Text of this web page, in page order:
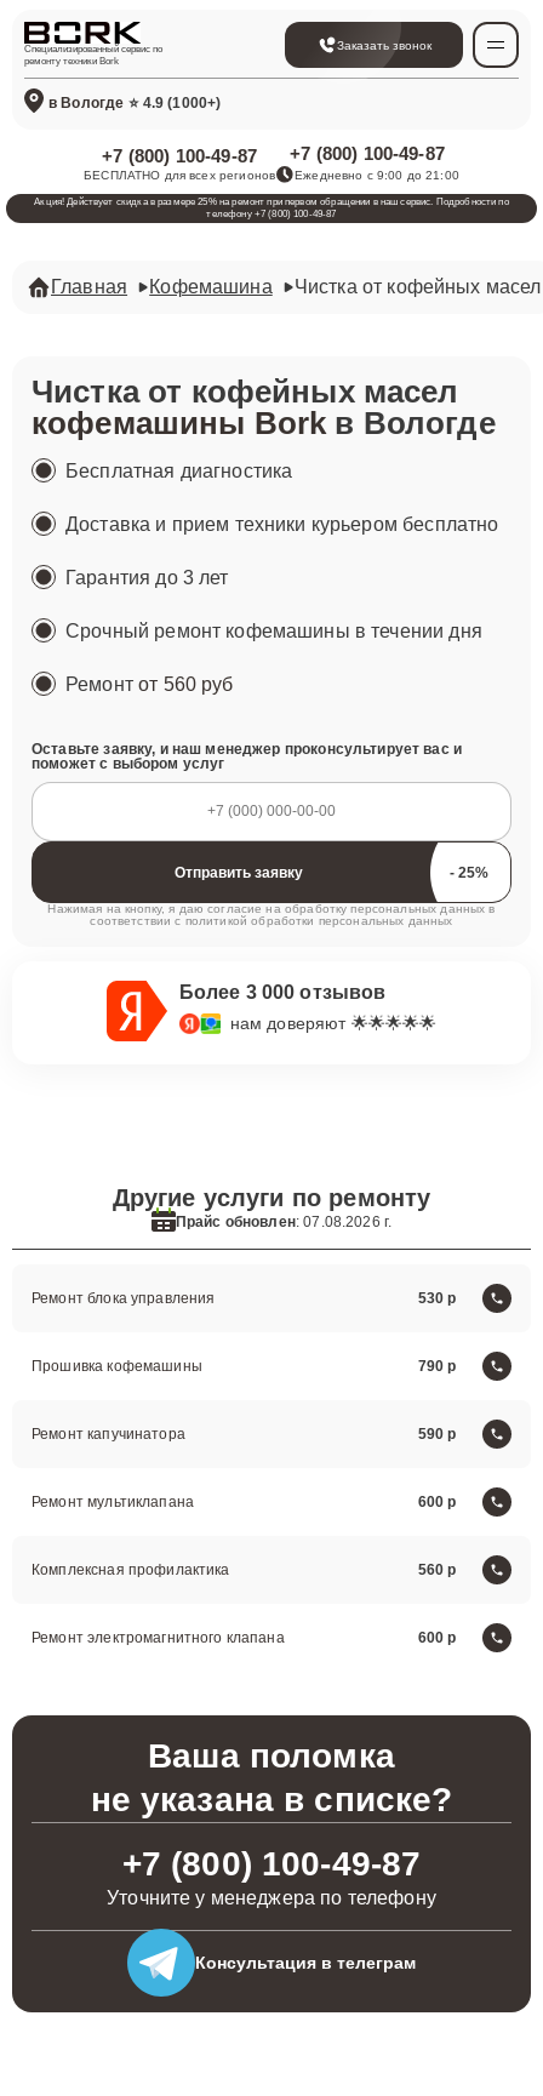
Специализированный сервис по
ремонту техники Bork
Заказать звонок
в Вологде ⭐ 4.9 (1000+)
+7 (800) 100-49-87
БЕСПЛАТНО для всех регионов
+7 (800) 100-49-87
Ежедневно с 9:00 до 21:00
Акция! Действует скидка в размере 25% на ремонт при первом обращении в наш сервис. Подробности по
телефону +7 (800) 100-49-87
Главная Кофемашина Чистка от кофейных масел
Чистка от кофейных масел
кофемашины Borkв Вологде
Бесплатная диагностика
Доставка и прием техники курьером бесплатно
Гарантия до 3 лет
Срочный ремонт кофемашины в течении дня
Ремонтот 560 руб
Оставьте заявку, и наш менеджер проконсультирует вас и
поможет с выбором услуг
Отправить заявку
Нажимая на кнопку, я даю согласие на обработку персональных данных в
соответствии с политикой обработки персональных данных
Более 3 000 отзывов
нам доверяют 🌟🌟🌟🌟🌟
Другие услуги по ремонту
Прайс обновлен: 07.08.2026 г.
Ремонт блока управления 530
Прошивка кофемашины 790
Ремонт капучинатора 590
Ремонт мультиклапана 600
Комплексная профилактика 560
Ремонт электромагнитного клапана 600
Ваша поломка
не указана в списке?
+7 (800) 100-49-87
Уточните у менеджера по телефону
Консультация в телеграм